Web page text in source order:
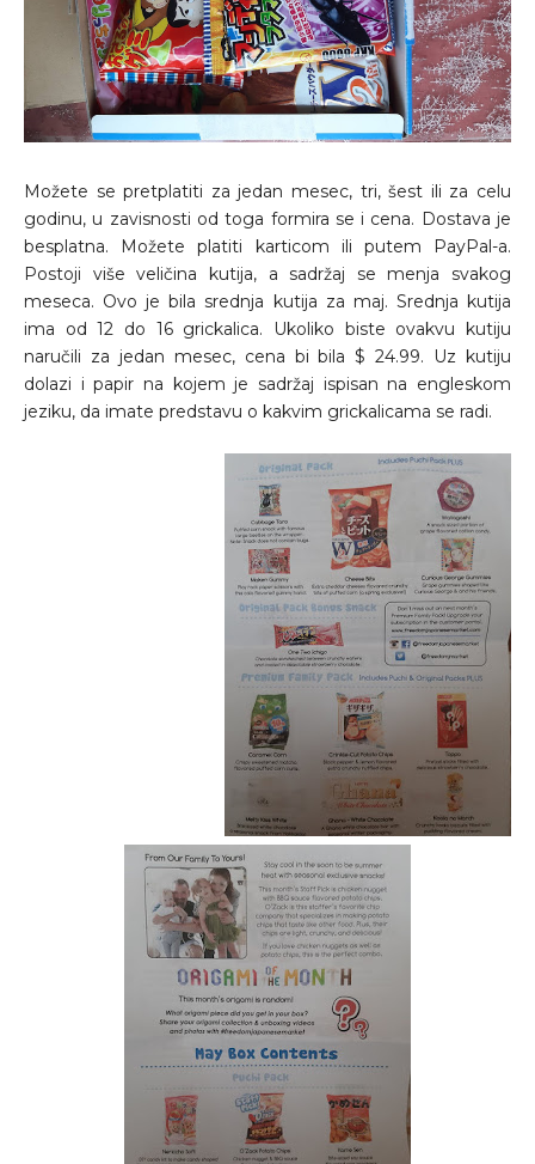
Možete se pretplatiti za jedan mesec, tri, šest ili za celu
godinu, u zavisnosti od toga formira se i cena. Dostava je
besplatna. Možete platiti karticom ili putem PayPal-a.
Postoji više veličina kutija, a sadržaj se menja svakog
meseca. Ovo je bila srednja kutija za maj. Srednja kutija
ima od 12 do 16 grickalica. Ukoliko biste ovakvu kutiju
naručili za jedan mesec, cena bi bila $ 24.99. Uz kutiju
dolazi i papir na kojem je sadržaj ispisan na engleskom
jeziku, da imate predstavu o kakvim grickalicama se radi.